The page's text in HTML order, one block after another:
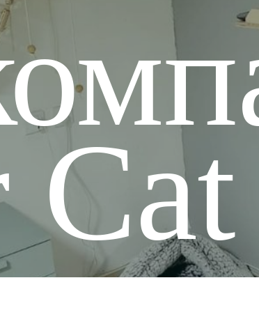
Магазин
Столы
Мостики
Когтеточки
Доставка